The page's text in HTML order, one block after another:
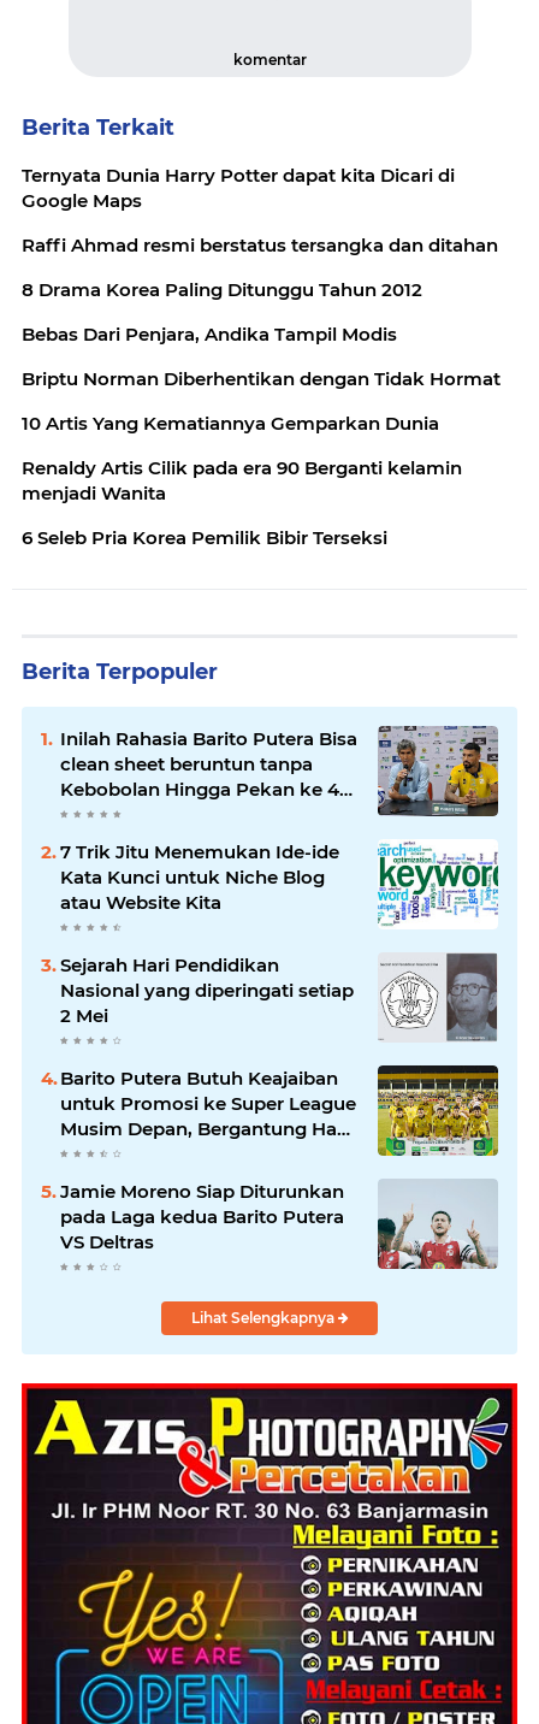
komentar
Berita Terkait
Ternyata Dunia Harry Potter dapat kita Dicari di
Google Maps
Raffi Ahmad resmi berstatus tersangka dan ditahan
8 Drama Korea Paling Ditunggu Tahun 2012
Bebas Dari Penjara, Andika Tampil Modis
Briptu Norman Diberhentikan dengan Tidak Hormat
10 Artis Yang Kematiannya Gemparkan Dunia
Renaldy Artis Cilik pada era 90 Berganti kelamin
menjadi Wanita
6 Seleb Pria Korea Pemilik Bibir Terseksi
Berita Terpopuler
Inilah Rahasia Barito Putera Bisa
clean sheet beruntun tanpa
Kebobolan Hingga Pekan ke 4
Liga 2
7 Trik Jitu Menemukan Ide-ide
Kata Kunci untuk Niche Blog
atau Website Kita
Sejarah Hari Pendidikan
Nasional yang diperingati setiap
2 Mei
Barito Putera Butuh Keajaiban
untuk Promosi ke Super League
Musim Depan, Bergantung Hasil
PSS Sleman
Jamie Moreno Siap Diturunkan
pada Laga kedua Barito Putera
VS Deltras
Lihat Selengkapnya